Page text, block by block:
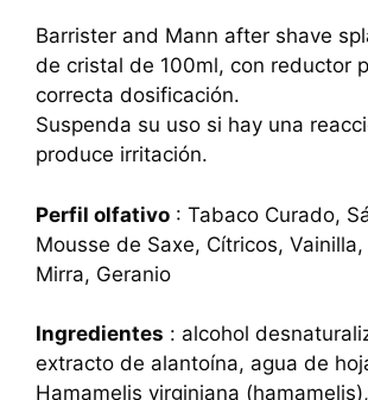
Barrister and Mann after shave
de cristal de 100ml, con reductor
correcta dosificación.
Suspenda su uso si hay una
produce irritación.
Perfil olfativo : Tabaco Curado,
Mousse de Saxe, Cítricos, Vainilla,
Mirra, Geranio
Ingredientes : alcohol
extracto de alantoína, agua de
Hamamelis virginiana